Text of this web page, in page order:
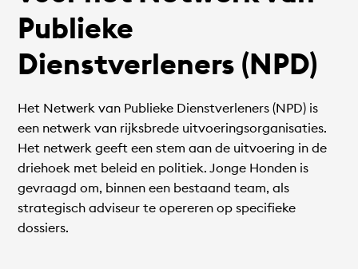
Publieke
Dienstverleners (NPD)
Het Netwerk van Publieke Dienstverleners (NPD) is
een netwerk van rijksbrede uitvoeringsorganisaties.
Het netwerk geeft een stem aan de uitvoering in de
driehoek met beleid en politiek. Jonge Honden is
gevraagd om, binnen een bestaand team, als
strategisch adviseur te opereren op specifieke
dossiers.